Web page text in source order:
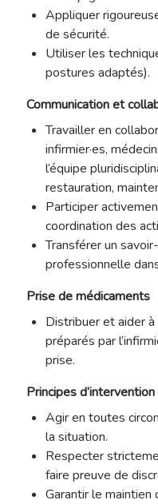
Appliquer
de sécurité.
Utiliser les
postures adaptés).
Communication et
Travailler en
infirmier·es,
l’équipe
restauration,
Participer
coordination des
Transférer un
professionnelle
Prise de médicaments
Distribuer et aider
préparés par
prise.
Principes d’intervention
Agir en toutes
la situation.
Respecter
faire preuve de
Garantir le